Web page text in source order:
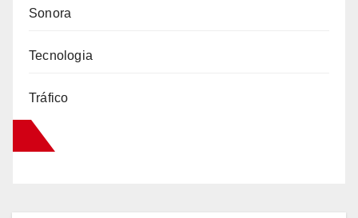
Sonora
Tecnologia
Tráfico